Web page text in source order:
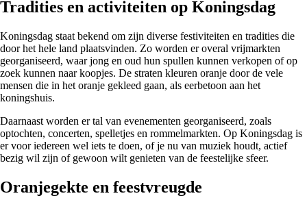
Tradities en activiteiten op Koningsdag
Koningsdag staat bekend om zijn diverse festiviteiten en tradities die
door het hele land plaatsvinden. Zo worden er overal vrijmarkten
georganiseerd, waar jong en oud hun spullen kunnen verkopen of op
zoek kunnen naar koopjes. De straten kleuren oranje door de vele
mensen die in het oranje gekleed gaan, als eerbetoon aan het
koningshuis.
Daarnaast worden er tal van evenementen georganiseerd, zoals
optochten, concerten, spelletjes en rommelmarkten. Op Koningsdag is
er voor iedereen wel iets te doen, of je nu van muziek houdt, actief
bezig wil zijn of gewoon wilt genieten van de feestelijke sfeer.
Oranjegekte en feestvreugde